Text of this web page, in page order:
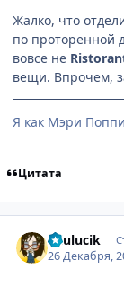
Жалко, что
по проторенной
вовсе не
вещи. Впрочем,
Я как Мэри
Цитата
lululucik
26 Декабря,